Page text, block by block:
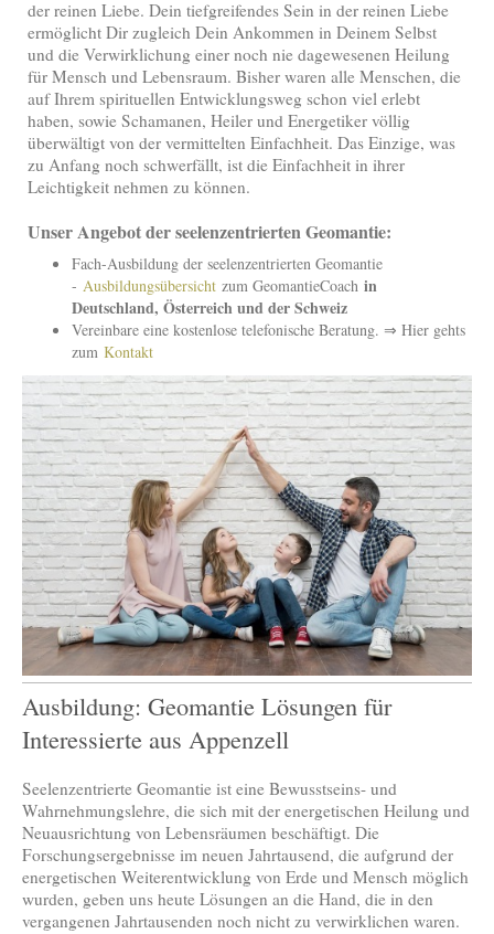
der reinen Liebe. Dein tiefgreifendes Sein in der reinen Liebe
ermöglicht Dir zugleich Dein Ankommen in Deinem Selbst
und die Verwirklichung einer noch nie dagewesenen Heilung
für Mensch und Lebensraum. Bisher waren alle Menschen, die
auf Ihrem spirituellen Entwicklungsweg schon viel erlebt
haben, sowie Schamanen, Heiler und Energetiker völlig
überwältigt von der vermittelten Einfachheit. Das Einzige, was
zu Anfang noch schwerfällt, ist die Einfachheit in ihrer
Leichtigkeit nehmen zu können.
Unser Angebot der seelenzentrierten Geomantie:
Fach-Ausbildung der seelenzentrierten Geomantie
- Ausbildungsübersicht zum GeomantieCoach in
Deutschland, Österreich und der Schweiz
Vereinbare eine kostenlose telefonische Beratung. ⇒ Hier gehts
zum Kontakt
Ausbildung: Geomantie Lösungen für
Interessierte aus Appenzell
Seelenzentrierte Geomantie ist eine Bewusstseins- und
Wahrnehmungslehre, die sich mit der energetischen Heilung und
Neuausrichtung von Lebensräumen beschäftigt. Die
Forschungsergebnisse im neuen Jahrtausend, die aufgrund der
energetischen Weiterentwicklung von Erde und Mensch möglich
wurden, geben uns heute Lösungen an die Hand, die in den
vergangenen Jahrtausenden noch nicht zu verwirklichen waren.